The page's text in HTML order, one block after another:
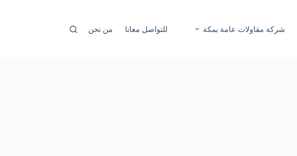
شركة مقاولات عامة بمكة للتواصل معانا من نحن